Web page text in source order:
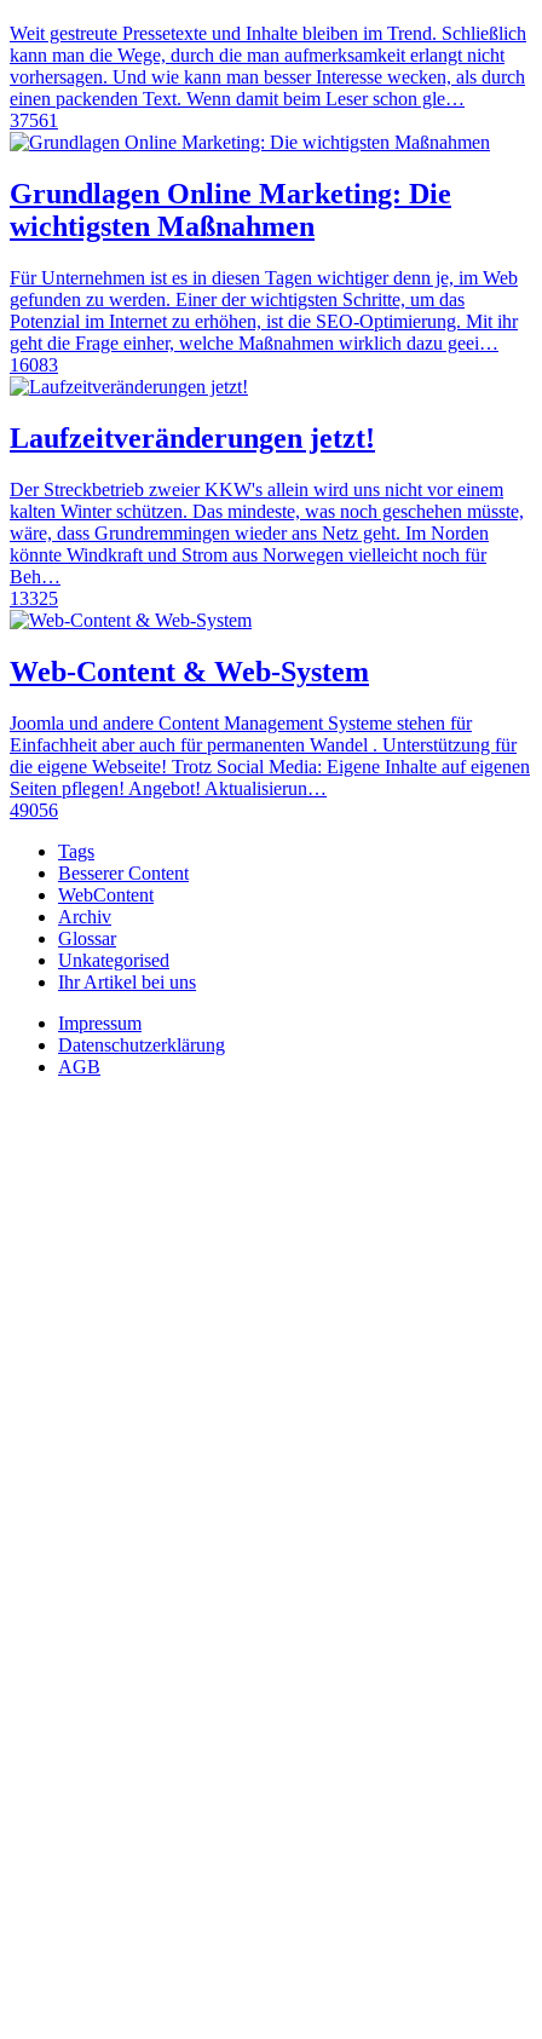
Weit gestreute Pressetexte und Inhalte bleiben im Trend. Schließlich
kann man die Wege, durch die man aufmerksamkeit erlangt nicht
vorhersagen. Und wie kann man besser Interesse wecken, als durch
einen packenden Text. Wenn damit beim Leser schon gle…
37561
Grundlagen Online Marketing: Die
wichtigsten Maßnahmen
Für Unternehmen ist es in diesen Tagen wichtiger denn je, im Web
gefunden zu werden. Einer der wichtigsten Schritte, um das
Potenzial im Internet zu erhöhen, ist die SEO-Optimierung. Mit ihr
geht die Frage einher, welche Maßnahmen wirklich dazu geei…
16083
Laufzeitveränderungen jetzt!
Der Streckbetrieb zweier KKW's allein wird uns nicht vor einem
kalten Winter schützen. Das mindeste, was noch geschehen müsste,
wäre, dass Grundremmingen wieder ans Netz geht. Im Norden
könnte Windkraft und Strom aus Norwegen vielleicht noch für
Beh…
13325
Web-Content & Web-System
Joomla und andere Content Management Systeme stehen für
Einfachheit aber auch für permanenten Wandel . Unterstützung für
die eigene Webseite! Trotz Social Media: Eigene Inhalte auf eigenen
Seiten pflegen! Angebot! Aktualisierun…
49056
Tags
Besserer Content
WebContent
Archiv
Glossar
Unkategorised
Ihr Artikel bei uns
Impressum
Datenschutzerklärung
AGB